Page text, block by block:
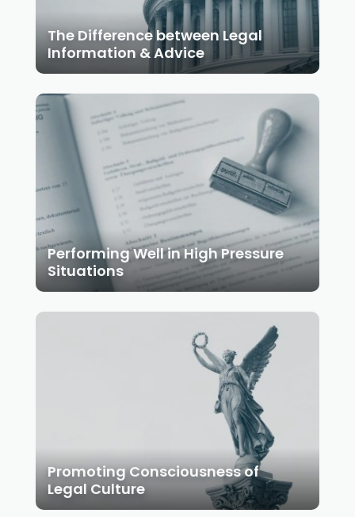
The Difference between Legal
Information & Advice
Performing Well in High Pressure
Situations
Promoting Consciousness of
Legal Culture